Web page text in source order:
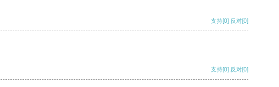
支持[0] 反对[0]
支持[0] 反对[0]